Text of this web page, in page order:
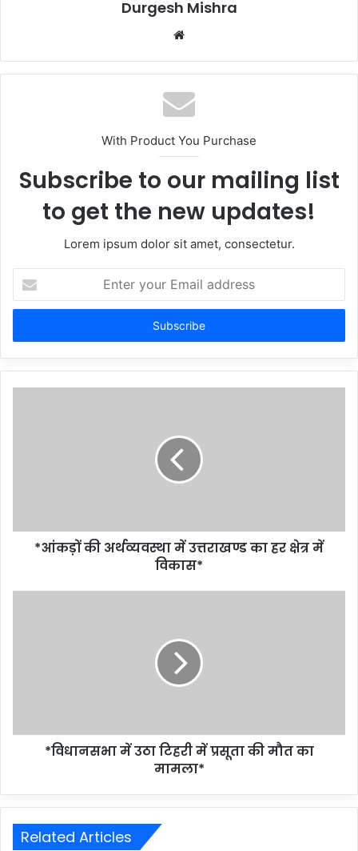
Durgesh Mishra
Website
With Product You Purchase
Subscribe to our mailing list
to get the new updates!
Lorem ipsum dolor sit amet, consectetur.
Enter
your
Email
*आंकड़ों की अर्थव्यवस्था में उत्तराखण्ड का हर क्षेत्र में
विकास*
*विधानसभा में उठा टिहरी में प्रसूता की मौत का
मामला*
Related Articles